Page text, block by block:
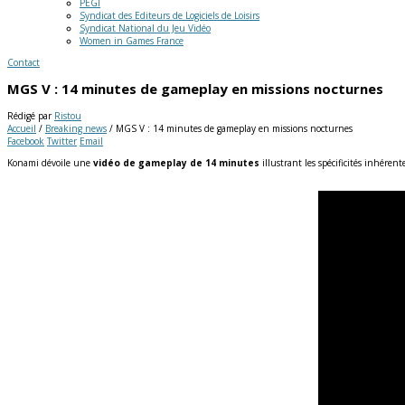
PEGI
Syndicat des Editeurs de Logiciels de Loisirs
Syndicat National du Jeu Vidéo
Women in Games France
Contact
MGS V : 14 minutes de gameplay en missions nocturnes
Rédigé par Ristou
Accueil / Breaking news / MGS V : 14 minutes de gameplay en missions nocturnes
Facebook Twitter Email
Konami dévoile une vidéo de gameplay de 14 minutes illustrant les spécificités